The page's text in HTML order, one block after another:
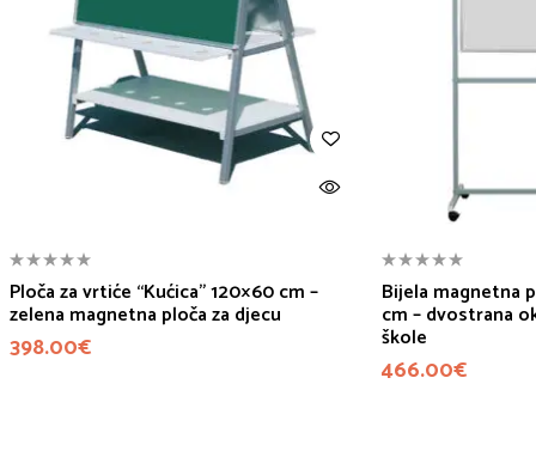
Ploča za vrtiće “Kućica” 120×60 cm –
zelena magnetna ploča za djecu
398.00€
Bijela magnetna
cm – dvostrana
škole
466.00€